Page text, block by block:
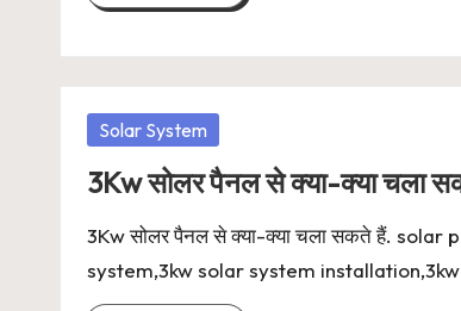
Posted
Solar System
3Kw सोलर पैनल से क्या-क्या चला
3Kw सोलर पैनल से क्या-क्या चला सकते हैं.
system,3kw solar system